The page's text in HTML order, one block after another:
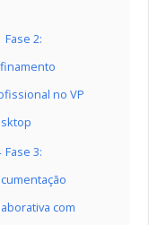
Fase 2:
no VP
Fase 3:
com